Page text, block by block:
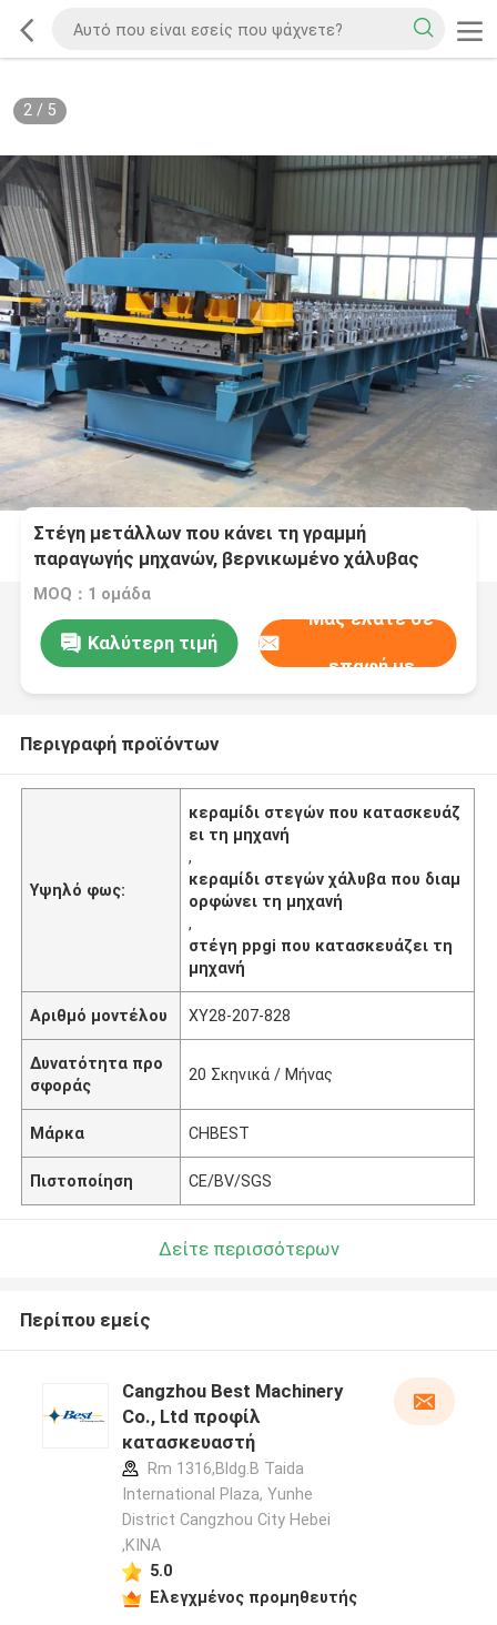
2/ 5
Στέγη μετάλλων που κάνει τη γραμμή
παραγωγής μηχανών, βερνικωμένο χάλυβας
κεραμίδι PPGI που κατασκευάζει τη μηχανή
MOQ：1 ομάδα
Καλύτερη τιμή
Μας ελάτε σε
επαφή με
Περιγραφή προϊόντων
Υψηλό φως:
κεραμίδι στεγών που κατασκευάζ
ει τη μηχανή
,
κεραμίδι στεγών χάλυβα που διαμ
ορφώνει τη μηχανή
,
στέγη ppgi που κατασκευάζει τη
μηχανή
Αριθμό μοντέλου XY28-207-828
Δυνατότητα προ
σφοράς
20 Σκηνικά / Μήνας
Μάρκα CHBEST
Πιστοποίηση CE/BV/SGS
Δείτε περισσότερων
Περίπου εμείς
Cangzhou Best Machinery
Co., Ltd προφίλ
κατασκευαστή
Rm 1316,Bldg.B Taida
International Plaza, Yunhe
District Cangzhou City Hebei
,ΚΙΝΑ
5.0
Ελεγχμένος προμηθευτής